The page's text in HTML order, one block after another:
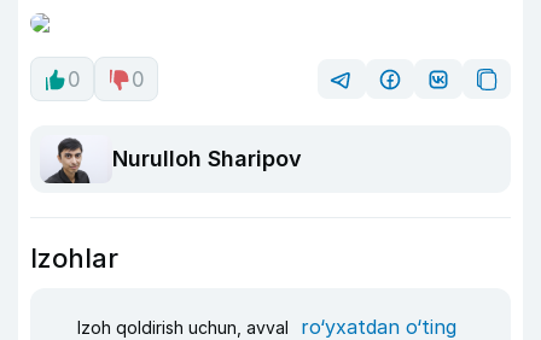
0 0
Nurulloh Sharipov
Izohlar
Izoh qoldirish uchun, avval ro‘yxatdan o‘ting